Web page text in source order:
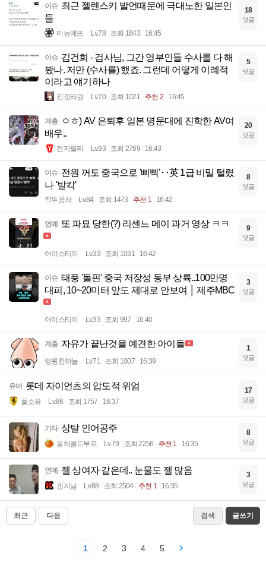
이슈 최근 젤렌스키 발언때문에 극대노한 일본인
들
미뉴에뜨 Lv.78 조회 1843 16:45
18
댓글
이슈 김건희 - 검사님, 그간 영부인들 수사를 다 해
봤나. 저만 (수사를) 했죠. 그런데 어떻게 이례적
이라고 얘기하나
진겟타원 Lv.70 조회 1021 추천 2 16:45
5
댓글
계층
ㅇㅎ) AV 은퇴후 일본 명문대에 진학한 AV여
배우..
전자팔찌 Lv.93 조회 2769 16:43
20
댓글
이슈 전원 꺼도 중국으로 '삐삑'‥英 1급 비밀 털렸
나 '발칵'
작두콩차 Lv.84 조회 1473 추천 1 16:42
8
댓글
연예 또 파묘 당한(?) 리센느 메이 과거 영상 ㅋㅋ
아이스티이 Lv.33 조회 1031 16:42
9
댓글
이슈 태풍 '돌핀' 중국 저장성 동부 상륙..100만명
대피, 10~20미터 앞도 제대로 안보여 │ 제주MBC
아이스티이 Lv.33 조회 997 16:40
3
댓글
계층 자유가 끝난것을 예견한 아이들
영원한하늘 Lv.71 조회 1007 16:39
1
댓글
유머 롯데 자이언츠의 압도적 위엄
풀소유 Lv.86 조회 1757 16:37
17
댓글
기타 상탈 인어공주
돌체콜드부르 Lv.79 조회 2256 추천 1 16:35
8
댓글
연예 젤 상여자 같은데.. 눈물도 젤 많음
겐지님 Lv.88 조회 2504 추천 1 16:35
3
댓글
최근 다음 검색 글쓰기
1 2 3 4 5